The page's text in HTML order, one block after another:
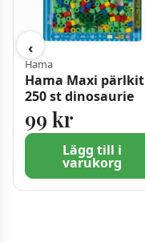
‹
Hama
Hama Maxi pärlkit
250 st dinosaurie
99 kr
Lägg till i
varukorg